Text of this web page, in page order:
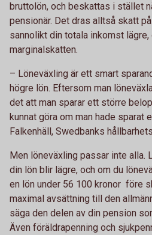
bruttolön, och beskattas i stället
pensionär. Det dras alltså skatt
sannolikt din totala inkomst lägre,
marginalskatten.
– Löneväxling är ett smart
högre lön. Eftersom man
det att man sparar ett större
kunnat göra om man hade sparat
Falkenhäll, Swedbanks
Men löneväxling passar inte alla.
din lön blir lägre, och om du
en lön under 56 100 kronor före
maximal avsättning till den
säga den delen av din pension
Även föräldrapenning och